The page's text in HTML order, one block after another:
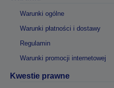
Warunki ogólne
Warunki płatności i dostawy
Regulamin
Warunki promocji internetowej
Kwestie prawne